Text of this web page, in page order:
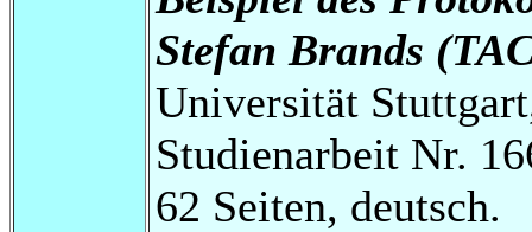
Stefan Brands
Universität
Studienarbeit Nr.
62 Seiten, deutsch.